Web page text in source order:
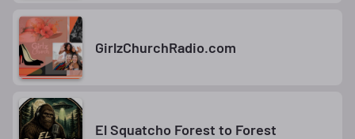
GirlzChurchRadio.com
El Squatcho Forest to Forest